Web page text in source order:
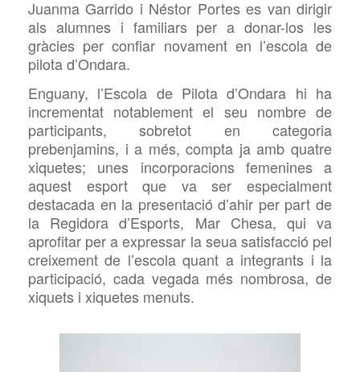
Juanma Garrido i Néstor Portes es van dirigir
als alumnes i familiars per a donar-los les
gràcies per confiar novament en l’escola de
pilota d’Ondara.
Enguany, l’Escola de Pilota d’Ondara hi ha
incrementat notablement el seu nombre de
participants, sobretot en categoria
prebenjamins, i a més,compta ja amb quatre
xiquetes; unes incorporacions femenines a
aquest esport que va ser especialment
destacada en la presentació d’ahir per part de
la Regidora d’Esports, Mar Chesa, qui va
aprofitar per a expressar la seua satisfacció pel
creixement de l’escola quant a integrants i la
participació, cada vegada més nombrosa, de
xiquets i xiquetes menuts.